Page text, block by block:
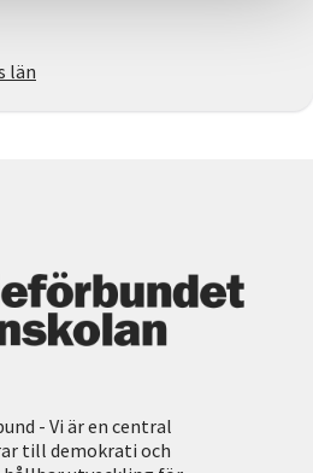
län
- Vi är en central
till demokrati och